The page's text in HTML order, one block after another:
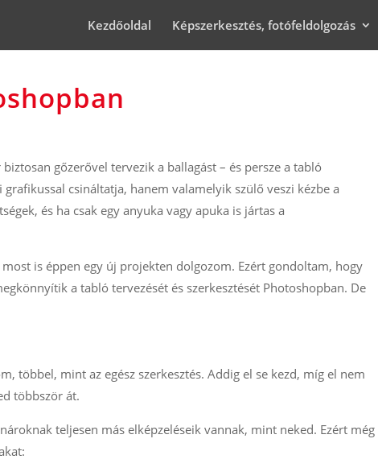
Kezdőoldal Képszerkesztés, fotófeldolgozás
gőzerővel tervezik a ballagást – és persze a tabló
csináltatja, hanem valamelyik szülő veszi kézbe a
és ha csak egy anyuka vagy apuka is jártas a
is éppen egy új projekten dolgozom. Ezért gondoltam, hogy
a tabló tervezését és szerkesztését Photoshopban. De
többel, mint az egész szerkesztés. Addig el se kezd, míg el nem
többször át.
teljesen más elképzeléseik vannak, mint neked. Ezért még